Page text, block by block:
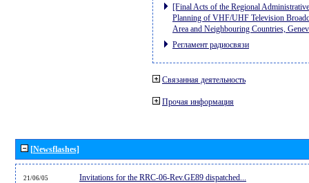
[Final Acts of the Regional
Planning of VHF/UHF Television
Area and Neighbouring Countries,
Регламент радиосвязи
Связанная деятельность
Прочая информация
[Newsflashes]
21/06/05 Invitations for the RRC-06-Rev.GE89 dispatched...